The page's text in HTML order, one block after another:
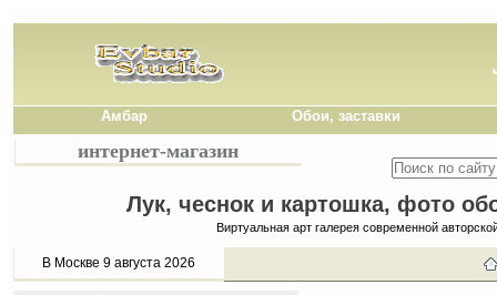
Амбар Обои, заставки
интернет-магазин
Лук, чеснок и картошка, фото
Виртуальная арт галерея современной
В Москве 9 августа 2026